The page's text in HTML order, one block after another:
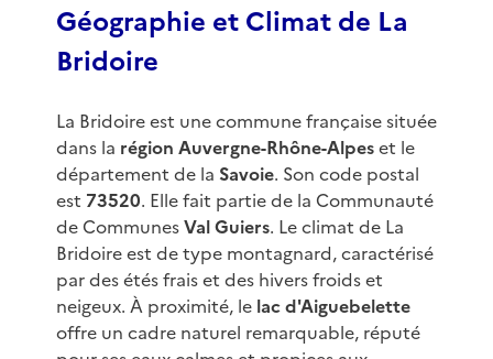
Géographie et Climat de La
Bridoire
La Bridoire est une commune française située
dans la région Auvergne-Rhône-Alpeset le
département de la Savoie. Son code postal
est 73520. Elle fait partie de la Communauté
de CommunesVal Guiers. Le climat de La
Bridoire est de type montagnard, caractérisé
par des étés frais et des hivers froids et
neigeux. À proximité, le lac d'Aiguebelette
offre un cadre naturel remarquable, réputé